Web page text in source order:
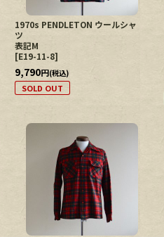
1970s PENDLETON ウールシャ
ツ
表記M
[E19-11-8]
9,790円(税込)
SOLD OUT